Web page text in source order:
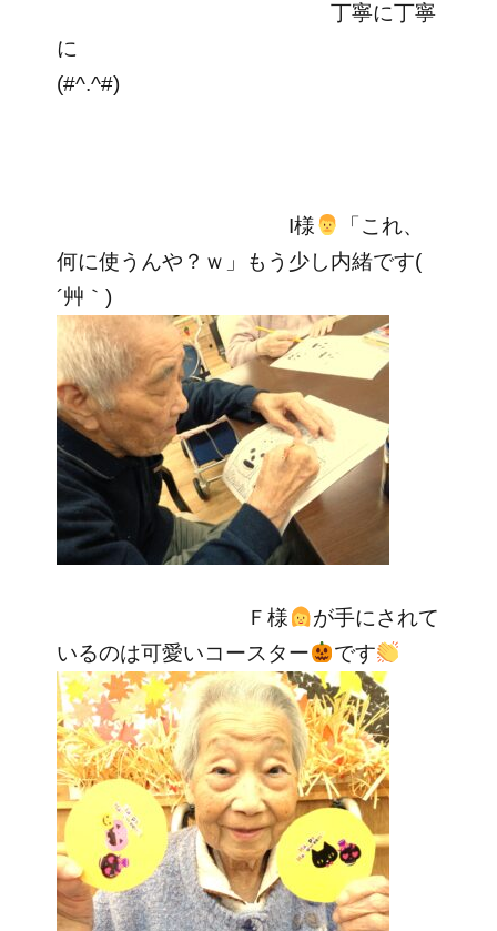
丁寧に丁寧
に
(#^.^#)
I様
「これ、
何に使うんや？ｗ」もう少し内緒です(
´艸｀)
Ｆ様
が手にされて
いるのは可愛いコースター
です